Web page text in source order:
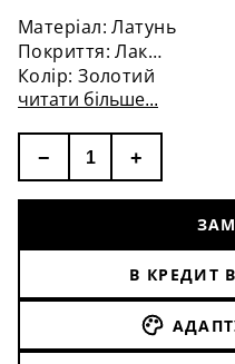
Матеріал: Латунь
Покриття: Лак
Колір: Золотий
Висота: 20 см
Цоколь: G9
Кількість ламп: 1 шт
Лампочка: В комплект
Напруга: 220 V
Ступінь захисту: IP20
читати більше...
− +
В КРЕДИТ